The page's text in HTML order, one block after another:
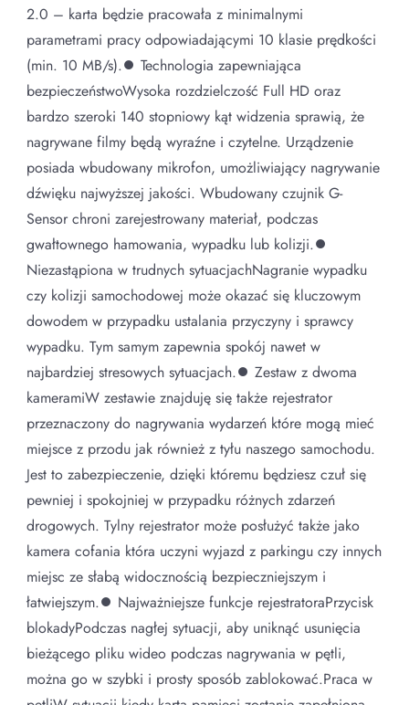
2.0 – karta będzie pracowała z minimalnymi
parametrami pracy odpowiadającymi 10 klasie prędkości
(min. 10 MB/s).⏺ Technologia zapewniająca
bezpieczeństwoWysoka rozdzielczość Full HD oraz
bardzo szeroki 140 stopniowy kąt widzenia sprawią, że
nagrywane filmy będą wyraźne i czytelne. Urządzenie
posiada wbudowany mikrofon, umożliwiający nagrywanie
dźwięku najwyższej jakości. Wbudowany czujnik G-
Sensor chroni zarejestrowany materiał, podczas
gwałtownego hamowania, wypadku lub kolizji.⏺
Niezastąpiona w trudnych sytuacjachNagranie wypadku
czy kolizji samochodowej może okazać się kluczowym
dowodem w przypadku ustalania przyczyny i sprawcy
wypadku. Tym samym zapewnia spokój nawet w
najbardziej stresowych sytuacjach.⏺ Zestaw z dwoma
kameramiW zestawie znajduję się także rejestrator
przeznaczony do nagrywania wydarzeń które mogą mieć
miejsce z przodu jak również z tyłu naszego samochodu.
Jest to zabezpieczenie, dzięki któremu będziesz czuł się
pewniej i spokojniej w przypadku różnych zdarzeń
drogowych. Tylny rejestrator może posłużyć także jako
kamera cofania która uczyni wyjazd z parkingu czy innych
miejsc ze słabą widocznością bezpieczniejszym i
łatwiejszym.⏺ Najważniejsze funkcje rejestratoraPrzycisk
blokadyPodczas nagłej sytuacji, aby uniknąć usunięcia
bieżącego pliku wideo podczas nagrywania w pętli,
można go w szybki i prosty sposób zablokować.Praca w